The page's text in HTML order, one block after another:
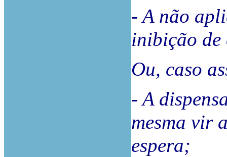
- A não
inibição de
Ou, caso
- A
mesma vir
espera;